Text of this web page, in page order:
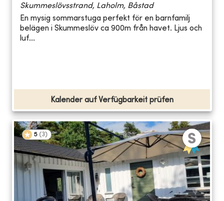
Skummeslövsstrand, Laholm, Båstad
En mysig sommarstuga perfekt för en barnfamilj
belägen i Skummeslöv ca 900m från havet. Ljus och
luf...
Kalender auf Verfügbarkeit prüfen
5 (3)